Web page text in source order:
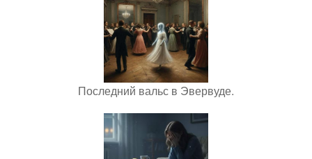
Последний вальс в Эвервуде.